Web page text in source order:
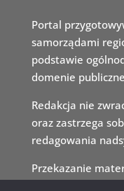
Portal
samorządami
podstawie
domenie
Redakcja nie
oraz zastrzega
redagowania
Przekazanie